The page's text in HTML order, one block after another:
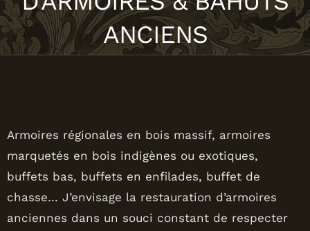
ANCIENS
Armoires régionales en bois massif, armoires
marquetés en bois indigènes ou exotiques,
buffets bas, buffets en enfilades, buffet de
chasse… J’envisage la restauration d’armoires
anciennes dans un souci constant de respecter